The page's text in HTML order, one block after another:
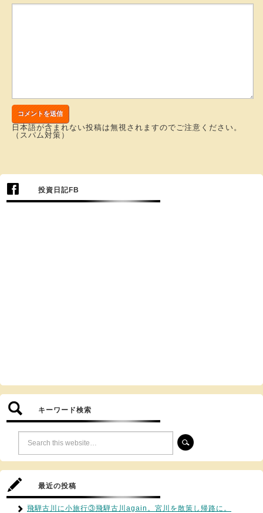
日本語が含まれない投稿は無視されますのでご注意ください。
（スパム対策）
投資日記FB
キーワード検索
最近の投稿
飛騨古川に小旅行③飛騨古川again。宮川を散策し帰路に。